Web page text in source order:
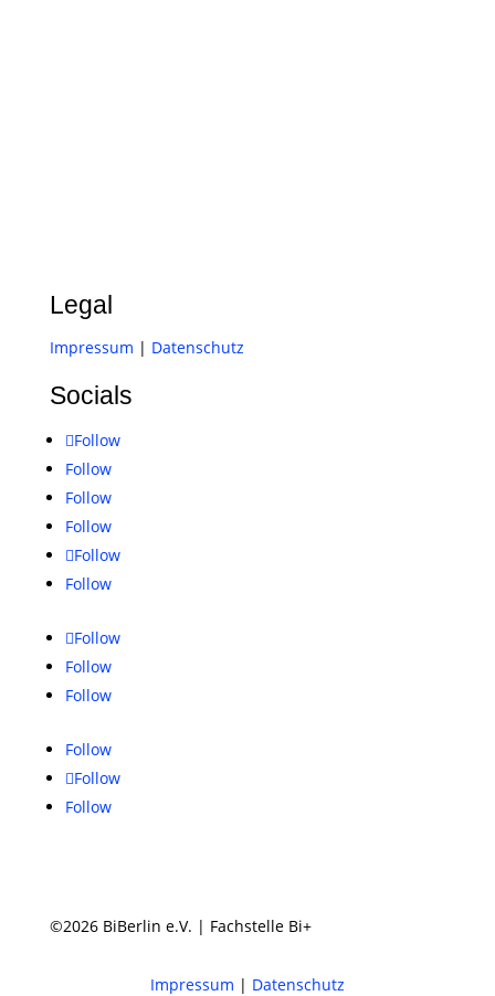
Legal
Impressum | Datenschutz
Socials
Follow
Follow
Follow
Follow
Follow
Follow
Follow
Follow
Follow
Follow
Follow
Follow
©2026 BiBerlin e.V. | Fachstelle Bi+
Impressum | Datenschutz